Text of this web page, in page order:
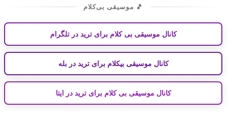
🎵 موسیقی بی‌کلام
کانال موسیقی بی کلام برای ترید در تلگرام
کانال موسیقی بیکلام برای ترید در بله
کانال موسیقی بی کلام برای ترید در ایتا